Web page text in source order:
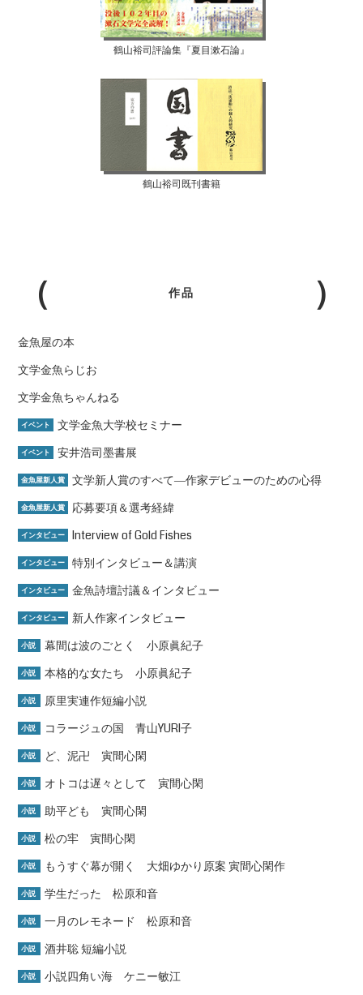
鶴山裕司評論集『夏目漱石論』
鶴山裕司既刊書籍
作品
金魚屋の本
文学金魚らじお
文学金魚ちゃんねる
イベント 文学金魚大学校セミナー
イベント 安井浩司墨書展
金魚屋新人賞 文学新人賞のすべて―作家デビューのための心得
金魚屋新人賞 応募要項＆選考経緯
インタビュー Interview of Gold Fishes
インタビュー 特別インタビュー＆講演
インタビュー 金魚詩壇討議＆インタビュー
インタビュー 新人作家インタビュー
小説 幕間は波のごとく 小原眞紀子
小説 本格的な女たち 小原眞紀子
小説 原里実連作短編小説
小説 コラージュの国 青山YURI子
小説 ど、泥卍 寅間心閑
小説 オトコは遅々として 寅間心閑
小説 助平ども 寅間心閑
小説 松の牢 寅間心閑
小説 もうすぐ幕が開く 大畑ゆかり原案 寅間心閑作
小説 学生だった 松原和音
小説 一月のレモネード 松原和音
小説 酒井聡 短編小説
小説 小説四角い海 ケニー敏江